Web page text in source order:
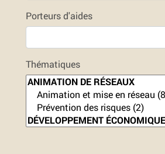
Porteurs d'aides
Thématiques